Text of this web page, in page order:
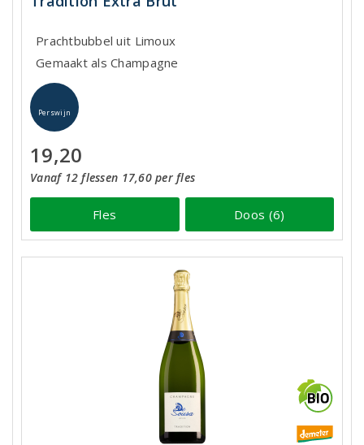
Prachtbubbel uit Limoux
Gemaakt als Champagne
Perswijn
19,20
Vanaf 12 flessen 17,60 per fles
Fles Doos (6)